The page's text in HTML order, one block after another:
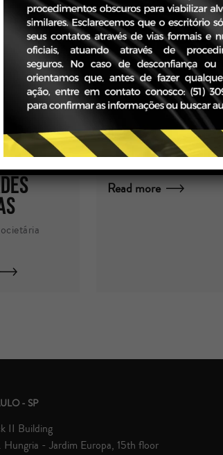
NA
DE
Repensar é
Fundamental
por Michel Gralha
25/01/2021
Read more
- SP
II Building
- Jardim Europa, 15th floor